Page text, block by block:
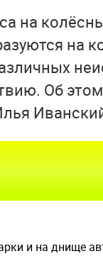
на
на
Об
и на днище